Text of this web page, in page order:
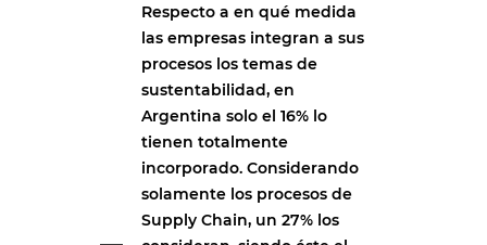
Respecto a en qué medida
las empresas integran a sus
procesos los temas de
sustentabilidad, en
Argentina solo el 16% lo
tienen totalmente
incorporado. Considerando
solamente los procesos de
Supply Chain, un 27% los